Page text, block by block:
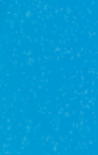
своему владельцу.